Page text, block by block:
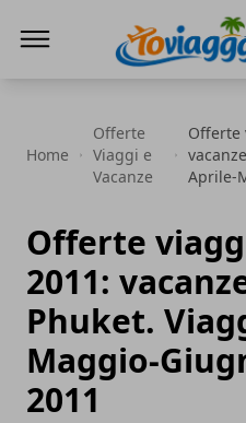
Home
Offerte
Viaggi e
Vacanze
Offerte
Aprile-
Offerte
2011:
Phuket.
Maggio-
2011